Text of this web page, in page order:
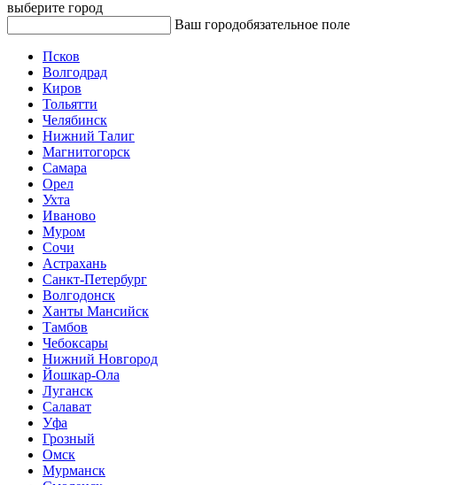
выберите город
Ваш городобязательное поле
Псков
Волгодрад
Киров
Тольятти
Челябинск
Нижний Талиг
Магнитогорск
Самара
Орел
Ухта
Иваново
Муром
Сочи
Астрахань
Санкт-Петербург
Волгодонск
Ханты Мансийск
Тамбов
Чебоксары
Нижний Новгород
Йошкар-Ола
Луганск
Салават
Уфа
Грозный
Омск
Мурманск